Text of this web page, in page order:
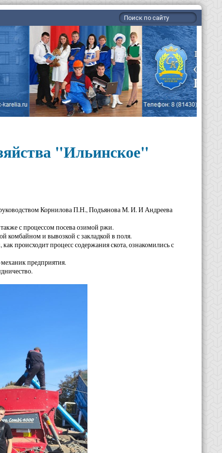
"Ильинское"
Корнилова П.Н., Подъянова М. И. И Андреева
с процессом посева озимой ржи.
комбайном и вывозкой с закладкой в поля.
происходит процесс содержания скота, ознакомились с
предприятия.